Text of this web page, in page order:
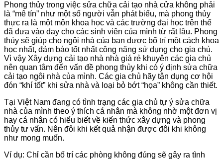
Phong thủy trong việc sửa chữa cải tạo nhà cửa không phải
là “mê tín” như một số người vẫn phát biểu, mà phong thủy
thực ra là một môn khoa học và các trường đại học trên thế
đã đưa vào dạy cho các sinh viên của mình từ rất lâu. Phong
thủy sẽ giúp cho ngôi nhà của bạn được bố trí một cách khoa
học nhất, đảm bảo tốt nhất công năng sử dụng cho gia chủ.
Vì vậy Xây dựng cải tạo nhà nhà giá rẻ khuyên các gia chủ
nên quan tâm đến vấn đề phong thủy khi có ý định sửa chữa
cải tạo ngôi nhà của mình. Các gia chủ hãy tận dụng cơ hội
đón “khí tốt” khi sửa nhà và loại bỏ bớt “họa” không cần thiết.
Tại Việt Nam đang có tình trạng các gia chủ tự ý sửa chữa
nhà của mình theo ý thích cá nhân mà không nhờ một đơn vị
hay cá nhân có hiểu biết về kiến thức xây dựng và phong
thủy tư vấn. Nên đôi khi kết quả nhận được đôi khi không
như mong muốn.
Ví dụ: Chỉ cần bố trí các phòng không đúng sẽ gây ra tình